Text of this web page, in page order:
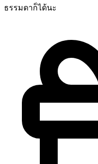
ธรรมดาก็ได้นะ